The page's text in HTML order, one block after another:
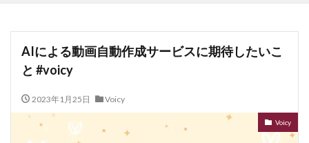
AIによる動画自動作成サービスに期待したいこ
と #voicy
2023年1月25日 Voicy
Voicy